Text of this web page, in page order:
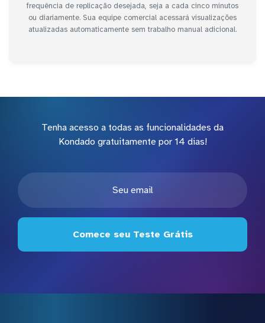
frequência de replicação desejada, seja a cada cinco minutos
ou diariamente. Sua equipe comercial acessará visualizações
atualizadas automaticamente sem trabalho manual adicional.
Tenha acesso a todas as funcionalidades da
Kondado gratuitamente por 14 dias!
Comece seu Teste Grátis